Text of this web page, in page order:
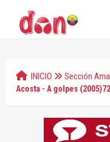
INICIO Sección
Acosta - A golpes